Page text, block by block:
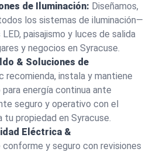
de Iluminación: Diseñamos,
los sistemas de iluminación—
paisajismo y luces de salida
y negocios en Syracuse.
& Soluciones de
recomienda, instala y mantiene
energía continua ante
seguro y operativo con el
tu propiedad en Syracuse.
Eléctrica &
y seguro con revisiones